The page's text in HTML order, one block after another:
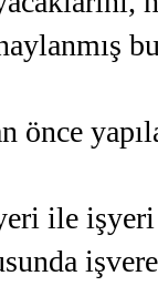
önce
ile